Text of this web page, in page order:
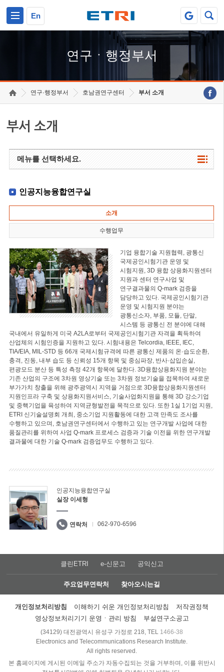
En
연구ㆍ행정부서
연구·행정부서 호남권연구센터 부서 소개
부서 소개
메뉴를 선택하세요.
인공지능융합연구실
소개
수행업무
기업 융합기술 지원협력, 광통신
국제공인시험기관 운영 및
시험지원, 3D 융합 상용화지원센터
지원과 센터 연구사업 및
연구결과물의 Q-mark 검증을
담당하고 있다. 국제공인시험기관
운영 및 시험지원 분야는
광통신소자, 부품, 모듈, 단말,
시스템 등 광통신 전 분야에 대해
국내에서 유일하게 미국 A2LA로부터 국제공인시험기관 자격을 획득하여
산업체의 시험인증을 지원하고 있다. 시험내용은 Telcordia, IEEE, IEC,
TIA/EIA, MIL-STD 등 66개 국제시험규격에 따른 광통신 제품의 온·습도순환,
충격, 진동, 내부 습도 등 신뢰성 15개 항목 및 중심파장, 반사·삽입손실,
편광모드 분산 등 특성 측정 42개 항목에 달한다. 3D융합상용화지원 분야는
기존 산업의 구조에 3차원 영상기술 또는 3차원 정보기술을 접목하여 새로운
부가가치 창출을 위해 광주광역시 지역을 거점으로 3D융합상용화지원센터
지원인프라 구축 및 상용화지원서비스, 기술사업화지원을 통해 3D 강소기업
및 중핵기업을 육성하여 지역균형발전을 목적으로 있다. 또한 1실 1기업 지원,
ETRI 신기술설명회 개최, 중소기업 지원활동에 대한 고객 만족도 조사를
수행하고 있으며, 호남권연구센터에서 수행하고 있는 연구개발 사업에 대한
품질관리를 위하여 사업 Q-mark 프로세스 검증과 기술 이전을 위한 연구개발
결과물에 대한 기술 Q-mark 검증업무도 수행하고 있다.
인공지능융합연구실
실장 이세형
연락처 062-970-6596
클린ETRI e-신문고 공익신고
주요업무연락처 찾아오시는길
개인정보처리방침 이해하기 쉬운 개인정보처리방침
저작권정책
영상정보처리기기 운영ㆍ관리 방침
부설연구소공고
(34129) 대전광역시 유성구 가정로 218, TEL 1466-38
Electronics and Telecommunications Research Institute.
All rights reserved.
본 홈페이지에 게시된 이메일 주소가 자동수집되는 것을 거부하며, 이를 위반시